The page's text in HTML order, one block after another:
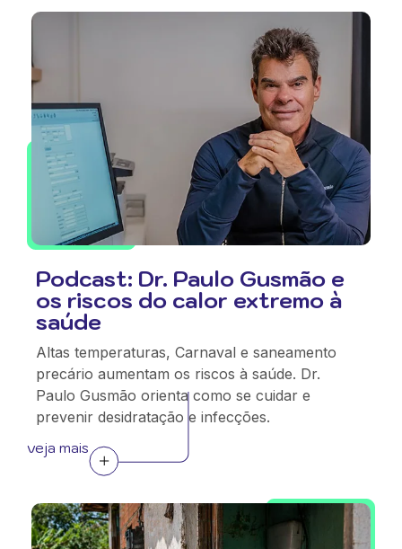
Podcast: Dr. Paulo Gusmão e
os riscos do calor extremo à
saúde
Altas temperaturas, Carnaval e saneamento
precário aumentam os riscos à saúde. Dr.
Paulo Gusmão orienta como se cuidar e
prevenir desidratação e infecções.
veja mais